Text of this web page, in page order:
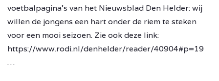
voetbalpagina’s van het Nieuwsblad Den Helder: wij
willen de jongens een hart onder de riem te steken
voor een mooi seizoen. Zie ook deze link:
https://www.rodi.nl/denhelder/reader/40904#p=19
…